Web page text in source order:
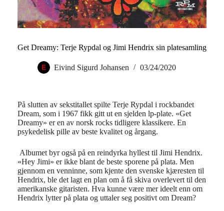
Get Dreamy: Terje Rypdal og Jimi Hendrix sin platesamling
Eivind Sigurd Johansen 03/24/2020
På slutten av sekstitallet spilte Terje Rypdal i rockbandet
Dream, som i 1967 fikk gitt ut en sjelden lp-plate. «Get
Dreamy» er en av norsk rocks tidligere klassikere. En
psykedelisk pille av beste kvalitet og årgang.
Albumet byr også på en reindyrka hyllest til Jimi Hendrix.
«Hey Jimi» er ikke blant de beste sporene på plata. Men
gjennom en venninne, som kjente den svenske kjæresten til
Hendrix, ble det lagt en plan om å få skiva overlevert til den
amerikanske gitaristen. Hva kunne være mer ideelt enn om
Hendrix lytter på plata og uttaler seg positivt om Dream?